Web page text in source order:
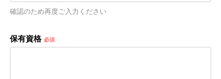
確認のため再度ご入力ください
保有資格 必須